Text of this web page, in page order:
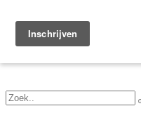
Toggle navigation